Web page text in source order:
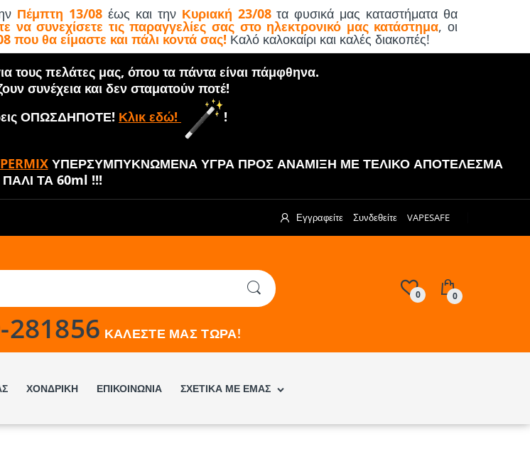
Πέμπτη 13/08 έως και την Κυριακή 23/08τα φυσικά μας καταστήματα θα
να συνεχίσετε τις παραγγελίες σας στο ηλεκτρονικό μας κατάστημα, οι
που θα είμαστε και πάλι κοντά σας! Καλό καλοκαίρι και καλές διακοπές!
τους πελάτες μας, όπου τα πάντα είναι πάμφθηνα.
συνέχεια και δεν σταματούν ποτέ!
ΟΠΩΣΔΗΠΟΤΕ! Κλικ εδώ! !
ΥΠΕΡΣΥΜΠΥΚΝΩΜΕΝΑ ΥΓΡΑ ΠΡΟΣ ΑΝΑΜΙΞΗ ΜΕ ΤΕΛΙΚΟ ΑΠΟΤΕΛΕΣΜΑ
ΠΑΛΙ ΤΑ 60ml !!!
Εγγραφείτε Συνδεθείτε VAPESAFE
281856 ΚΑΛΕΣΤΕ ΜΑΣ ΤΩΡΑ!
0 0
ΧΟΝΔΡΙΚΗ ΕΠΙΚΟΙΝΩΝΙΑ ΣΧΕΤΙΚΑ ΜΕ ΕΜΑΣ